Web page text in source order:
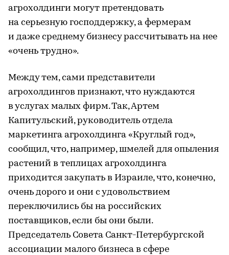
агрохолдинги могут претендовать
на серьезную господдержку, а фермерам
и даже среднему бизнесу рассчитывать на нее
«очень трудно».
Между тем, сами представители
агрохолдингов признают, что нуждаются
в услугах малых фирм. Так, Артем
Капитульский, руководитель отдела
маркетинга агрохолдинга «Круглый год»,
сообщил, что, например, шмелей для опыления
растений в теплицах агрохолдинга
приходится закупать в Израиле, что, конечно,
очень дорого и они с удовольствием
переключились бы на российских
поставщиков, если бы они были.
Председатель Совета Санкт-Петербургской
ассоциации малого бизнеса в сфере